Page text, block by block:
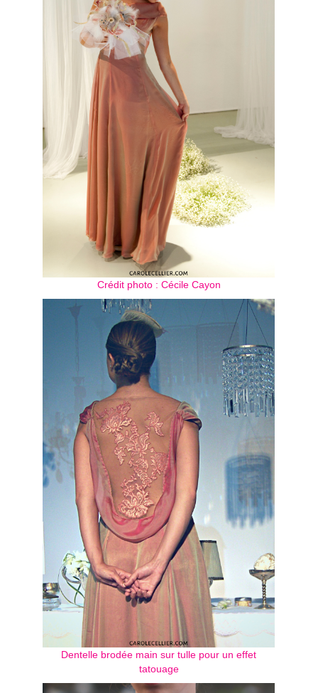
Crédit photo : Cécile Cayon
Dentelle brodée main sur tulle pour un effet
tatouage